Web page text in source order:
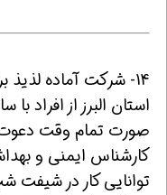
14- شرکت آماده لذیذ
استان البرز از افراد
صورت تمام وقت
کارشناس ایمنی و
توانایی کار در شیفت